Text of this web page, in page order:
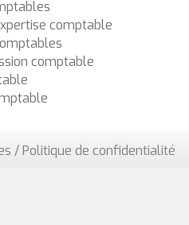
comptable
comptable
/ Politique de confidentialité